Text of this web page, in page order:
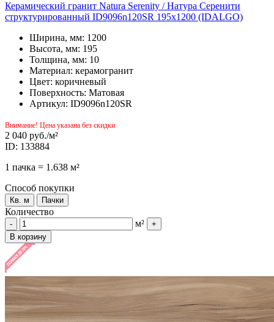
Керамический гранит Natura Serenity / Натура Серенити
структурированный ID9096n120SR 195x1200 (IDALGO)
Ширина, мм: 1200
Высота, мм: 195
Толщина, мм: 10
Материал: керамогранит
Цвет: коричневый
Поверхность: Матовая
Артикул: ID9096n120SR
Внимание! Цена указана без скидки
2 040 руб./м²
ID: 133884
1 пачка = 1.638 м²
Способ покупки
Кв. м Пачки
Количество
- м²
+
В корзину